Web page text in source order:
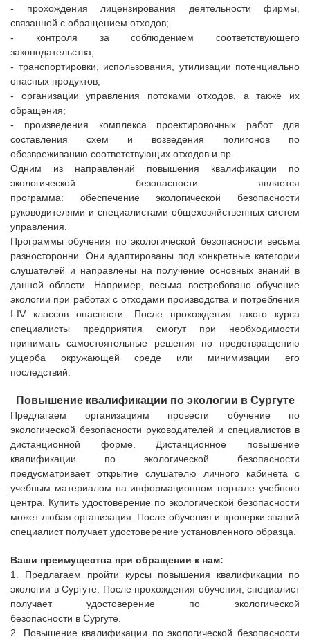
- прохождения лицензирования деятельности фирмы,
связанной с обращением отходов;
- контроля за соблюдением соответствующего
законодательства;
- транспортировки, использования, утилизации потенциально
опасных продуктов;
- организации управления потоками отходов, а также их
обращения;
- произведения комплекса проектировочных работ для
составления схем и возведения полигонов по
обезвреживанию соответствующих отходов и пр.
Одним из направлений повышения квалификации по
экологической безопасности является
программа: обеспечение экологической безопасности
руководителями и специалистами общехозяйственных систем
управления.
Программы обучения по экологической безопасности весьма
разносторонни. Они адаптированы под конкретные категории
слушателей и направлены на получение основных знаний в
данной области. Например, весьма востребовано обучение
экологии при работах с отходами производства и потребления
I-IV классов опасности . После прохождения такого курса
специалисты предприятия смогут при необходимости
принимать самостоятельные решения по предотвращению
ущерба окружающей среде или минимизации его
последствий.
Повышение квалификации по экологии в Сургуте
Предлагаем организациям провести обучение по
экологической безопасности руководителей и специалистов в
дистанционной форме. Дистанционное повышение
квалификации по экологической безопасности
предусматривает открытие слушателю личного кабинета с
учебным материалом на информационном портале учебного
центра. Купить удостоверение по экологической безопасности
может любая организация. После обучения и проверки знаний
специалист получает удостоверение установленного образца.
Ваши преимущества при обращении к нам:
1. Предлагаем пройти курсы повышения квалификации по
экологии в Сургуте
После прохождения обучения, специалист
получает удостоверение по экологической
безопасности в Сургуте
2. Повышение квалификации по экологической безопасности